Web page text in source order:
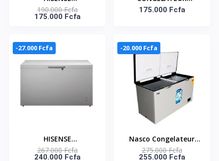
CONGÉLATEUR
HORIZONTAL AVEC
FC-40DD4HA
190.000 Fcfa
175.000 Fcfa
HORIZONTAL 264
175.000 Fcfa
-27.000 Fcfa
HISENSE
CONGÉLATEUR
267.000 Fcfa
240.000 Fcfa
-20.000 Fcfa
Nasco Congelateur
Horizontal - NAS-
275.000 Fcfa
255.000 Fcfa